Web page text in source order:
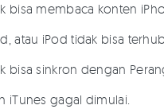
bisa membaca konten
atau iPod tidak bisa
bisa sinkron dengan
iTunes gagal dimulai.